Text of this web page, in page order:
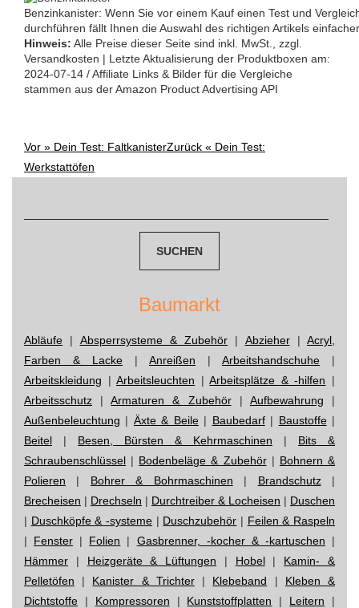
Benzinkanister: Wenn Sie vor einem Kauf einen Test und
durchführen fällt Ihnen die Auswahl des richtigen Artikels
Hinweis: Alle Preise dieser Seite sind inkl. MwSt., zzgl.
Versandkosten | Letzte Aktualisierung der Produktboxen am:
2024-07-14 / Affiliate Links & Bilder für die Vergleiche
stammen aus der Amazon Product Advertising API
Post
Vor » Dein Test: FaltkanisterZurück « Dein Test:
Werkstattöfen
Baumarkt
Abläufe | Absperrsysteme & Zubehör | Abzieher| Acryl,
Farben & Lacke | Anreißen | Arbeitshandschuhe |
Arbeitskleidung |Arbeitsleuchten |Arbeitsplätze & -hilfen |
Arbeitsschutz |Armaturen & Zubehör| Aufbewahrung |
Außenbeleuchtung | Äxte & Beile| Baubedarf| Baustoffe|
Beitel | Besen, Bürsten & Kehrmaschinen | Bits &
Schraubenschlüssel | Bodenbeläge & Zubehör| Bohnern &
Polieren | Bohrer & Bohrmaschinen | Brandschutz|
Brecheisen | Drechseln | Durchtreiber & Locheisen | Duschen
| Duschköpfe & -systeme | Duschzubehör | Feilen & Raspeln
| Fenster | Folien | Gasbrenner, -kocher & -kartuschen |
Hämmer | Heizgeräte & Lüftungen | Hobel| Kamin- &
Pelletöfen | Kanister & Trichter| Klebeband | Kleben &
Dichtstoffe | Kompressoren | Kunststoffplatten | Leitern |